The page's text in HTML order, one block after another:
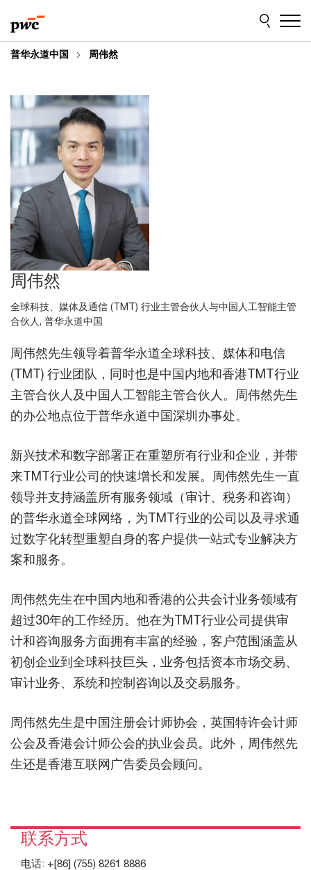
to
content
to
footer
普华永道中国 周伟然
周伟然
全球科技、媒体及通信 (TMT) 行业主管合伙人与中国人工智能主管
合伙人, 普华永道中国
周伟然先生领导着普华永道全球科技、媒体和电信
(TMT) 行业团队，同时也是中国内地和香港TMT行业
主管合伙人及中国人工智能主管合伙人。周伟然先生
的办公地点位于普华永道中国深圳办事处。
新兴技术和数字部署正在重塑所有行业和企业，并带
来TMT行业公司的快速增长和发展。周伟然先生一直
领导并支持涵盖所有服务领域（审计、税务和咨询）
的普华永道全球网络，为TMT行业的公司以及寻求通
过数字化转型重塑自身的客户提供一站式专业解决方
案和服务。
周伟然先生在中国内地和香港的公共会计业务领域有
超过30年的工作经历。他在为TMT行业公司提供审
计和咨询服务方面拥有丰富的经验，客户范围涵盖从
初创企业到全球科技巨头，业务包括资本市场交易、
审计业务、系统和控制咨询以及交易服务。
周伟然先生是中国注册会计师协会，英国特许会计师
公会及香港会计师公会的执业会员。此外，周伟然先
生还是香港互联网广告委员会顾问。
联系方式
电话: +[86] (755) 8261 8886